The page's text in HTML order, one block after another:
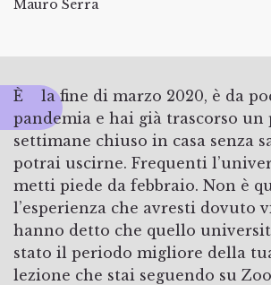
Mauro Serra
È la fine di marzo 2020, è da poco scoppiata la
pandemia e hai già trascorso un
settimane chiuso in casa senza
potrai uscirne. Frequenti
metti piede da febbraio. Non è
l’esperienza che avresti dovuto
hanno detto che quello
stato il periodo migliore della
lezione che stai seguendo su